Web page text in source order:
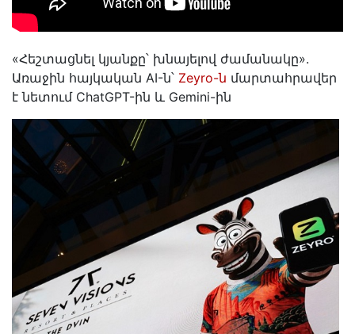
«Հեշտացնել կյանքը՝ խնայելով ժամանակը».
Առաջին հայկական AI-ն՝ Zeyro-ն մարտահրավեր
է նետում ChatGPT-ին և Gemini-ին